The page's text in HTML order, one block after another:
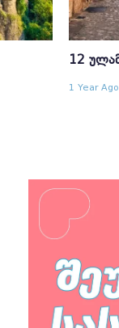
12
1 Year Ago